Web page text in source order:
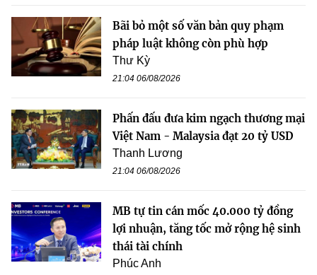
Bãi bỏ một số văn bản quy phạm
pháp luật không còn phù hợp
Thư Kỳ
21:04 06/08/2026
Phấn đấu đưa kim ngạch thương mại
Việt Nam - Malaysia đạt 20 tỷ USD
Thanh Lương
21:04 06/08/2026
MB tự tin cán mốc 40.000 tỷ đồng
lợi nhuận, tăng tốc mở rộng hệ sinh
thái tài chính
Phúc Anh